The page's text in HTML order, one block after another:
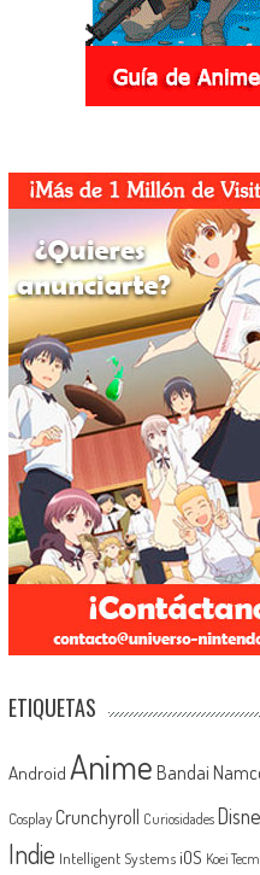
ETIQUETAS
Android Anime Bandai
Cosplay Crunchyroll Curiosidades
Indie Intelligent Systems iOS Koei